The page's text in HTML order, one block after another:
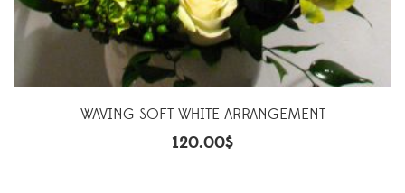
WAVING SOFT WHITE ARRANGEMENT
120.00$